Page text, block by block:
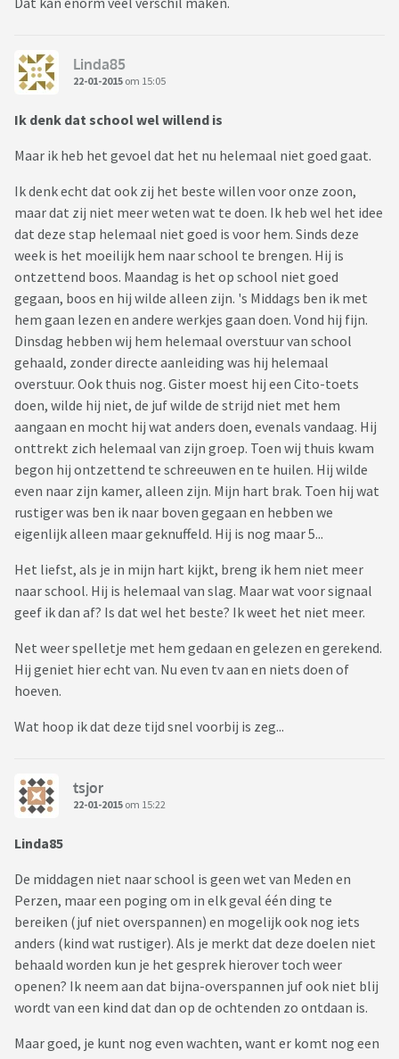
Linda85
22-01-2015 om 15:05
Ik denk dat school wel willend is
Maar ik heb het gevoel dat het nu helemaal niet goed gaat.
Ik denk echt dat ook zij het beste willen voor onze zoon,
maar dat zij niet meer weten wat te doen. Ik heb wel het idee
dat deze stap helemaal niet goed is voor hem. Sinds deze
week is het moeilijk hem naar school te brengen. Hij is
ontzettend boos. Maandag is het op school niet goed
gegaan, boos en hij wilde alleen zijn. 's Middags ben ik met
hem gaan lezen en andere werkjes gaan doen. Vond hij fijn.
Dinsdag hebben wij hem helemaal overstuur van school
gehaald, zonder directe aanleiding was hij helemaal
overstuur. Ook thuis nog. Gister moest hij een Cito-toets
doen, wilde hij niet, de juf wilde de strijd niet met hem
aangaan en mocht hij wat anders doen, evenals vandaag. Hij
onttrekt zich helemaal van zijn groep. Toen wij thuis kwam
begon hij ontzettend te schreeuwen en te huilen. Hij wilde
even naar zijn kamer, alleen zijn. Mijn hart brak. Toen hij wat
rustiger was ben ik naar boven gegaan en hebben we
eigenlijk alleen maar geknuffeld. Hij is nog maar 5...
Het liefst, als je in mijn hart kijkt, breng ik hem niet meer
naar school. Hij is helemaal van slag. Maar wat voor signaal
geef ik dan af? Is dat wel het beste? Ik weet het niet meer.
Net weer spelletje met hem gedaan en gelezen en gerekend.
Hij geniet hier echt van. Nu even tv aan en niets doen of
hoeven.
Wat hoop ik dat deze tijd snel voorbij is zeg...
tsjor
22-01-2015 om 15:22
Linda85
De middagen niet naar school is geen wet van Meden en
Perzen, maar een poging om in elk geval één ding te
bereiken (juf niet overspannen) en mogelijk ook nog iets
anders (kind wat rustiger). Als je merkt dat deze doelen niet
behaald worden kun je het gesprek hierover toch weer
openen? Ik neem aan dat bijna-overspannen juf ook niet blij
wordt van een kind dat dan op de ochtenden zo ontdaan is.
Maar goed, je kunt nog even wachten, want er komt nog een